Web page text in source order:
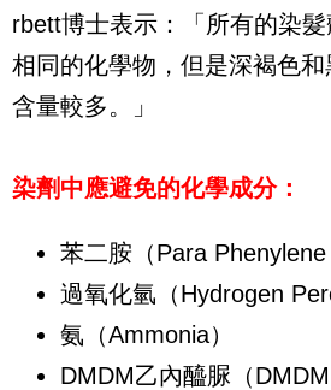
rbett博士表示：「所有的染
相同的化學物，但是深褐色
含量較多。」
染劑中應避免的化學成分：
苯二胺（Para Phenylene
過氧化氫（Hydrogen
氨（Ammonia）
DMDM乙內醯脲（DMDM